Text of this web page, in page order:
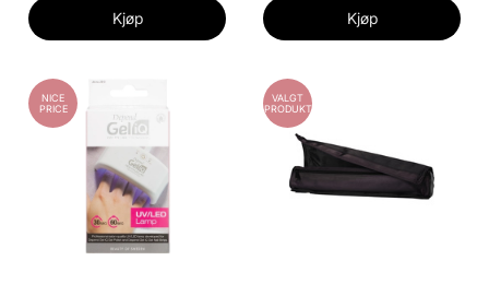
Kjøp Kjøp
NICE
PRICE
VALGT
PRODUKT